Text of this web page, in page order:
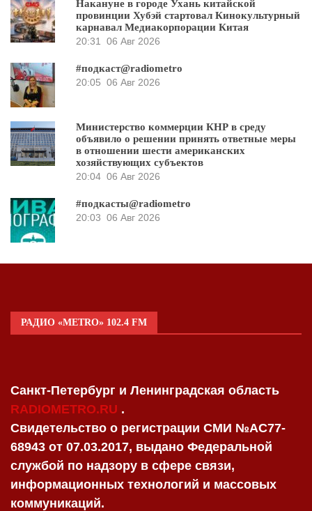
Накануне в городе Ухань китайской
провинции Хубэй стартовал Кинокультурный
карнавал Медиакорпорации Китая
20:31
06 Авг 2026
#подкаст@radiometro
20:05 06 Авг 2026
Министерство коммерции КНР в среду
объявило о решении принять ответные меры
в отношении шести американских
хозяйствующих субъектов
20:04 06 Авг 2026
#подкасты@radiometro
20:03 06 Авг 2026
РАДИО «METRO» 102.4 FM
Санкт-Петербург и Ленинградская область
RADIOMETRO.RU .
Свидетельство о регистрации СМИ №AC77-
68943 от 07.03.2017, выдано Федеральной
службой по надзору в сфере связи,
информационных технологий и массовых
коммуникаций.